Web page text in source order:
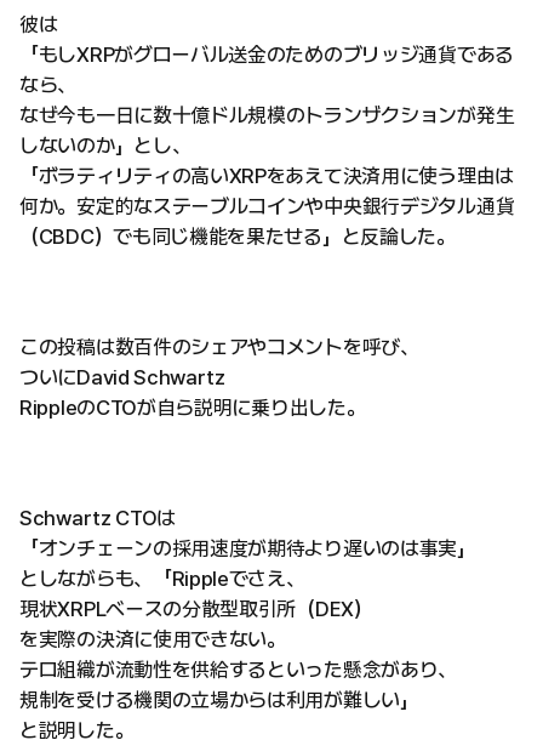
彼は
「もしXRPがグローバル送金のためのブリッジ通貨である
なら、
なぜ今も一日に数十億ドル規模のトランザクションが発生
しないのか」とし、
「ボラティリティの高いXRPをあえて決済用に使う理由は
何か。安定的なステーブルコインや中央銀行デジタル通貨
（CBDC）でも同じ機能を果たせる」と反論した。
この投稿は数百件のシェアやコメントを呼び、
ついにDavid Schwartz
RippleのCTOが自ら説明に乗り出した。
Schwartz CTOは
「オンチェーンの採用速度が期待より遅いのは事実」
としながらも、「Rippleでさえ、
現状XRPLベースの分散型取引所（DEX）
を実際の決済に使用できない。
テロ組織が流動性を供給するといった懸念があり、
規制を受ける機関の立場からは利用が難しい」
と説明した。